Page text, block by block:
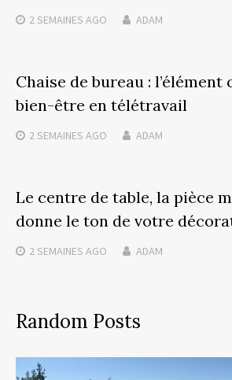
2 SEMAINES AGO ADAM
Chaise de bureau : l’élément
bien-être en télétravail
2 SEMAINES AGO ADAM
Le centre de table, la pièce
donne le ton de votre
2 SEMAINES AGO ADAM
Random Posts